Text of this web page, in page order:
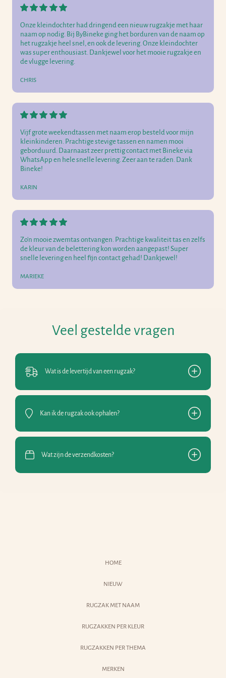
Onze kleindochter had dringend een nieuw rugzakje met haar
naam op nodig. Bij ByBineke ging het borduren van de naam op
het rugzakje heel snel, en ook de levering. Onze kleindochter
was super enthousiast. Dankjewel voor het mooie rugzakje en
de vlugge levering.
CHRIS
Vijf grote weekendtassen met naam erop besteld voor mijn
kleinkinderen. Prachtige stevige tassen en namen mooi
geborduurd. Daarnaast zeer prettig contact met Bineke via
WhatsApp en hele snelle levering. Zeer aan te raden. Dank
Bineke!
KARIN
Zo'n mooie zwemtas ontvangen. Prachtige kwaliteit tas en zelfs
de kleur van de belettering kon worden aangepast! Super
snelle levering en heel fijn contact gehad! Dankjewel!
MARIEKE
Veel gestelde vragen
Wat is de levertijd van een rugzak?
Kan ik de rugzak ook ophalen?
Wat zijn de verzendkosten?
HOME
NIEUW
RUGZAK MET NAAM
RUGZAKKEN PER KLEUR
RUGZAKKEN PER THEMA
MERKEN